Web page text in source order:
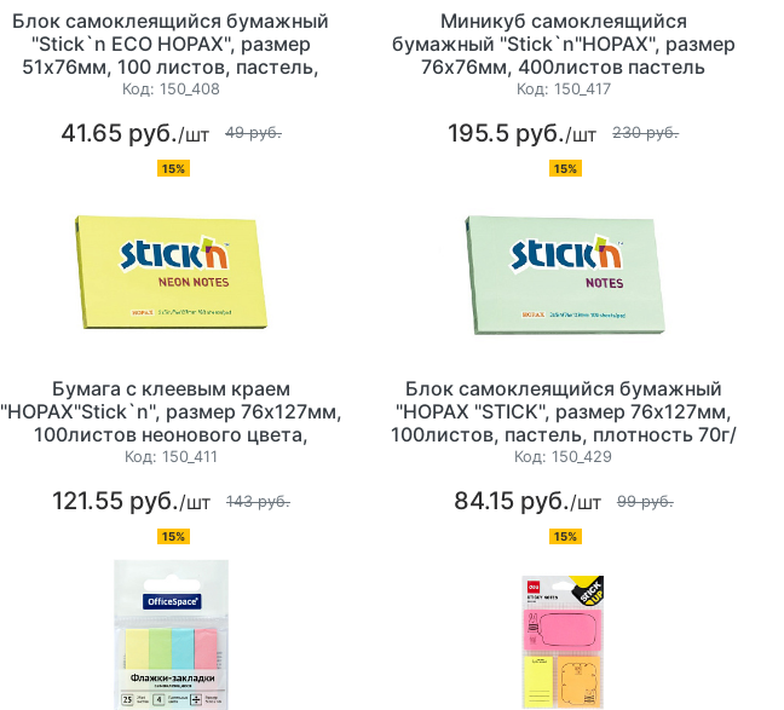
Блок самоклеящийся бумажный
"Stick`n ECO HOPAX", размер
51х76мм, 100 листов, пастель,
плотность 60г/м2,
Код: 150_408
41.65 руб./шт 49 руб.
15%
Миникуб самоклеящийся
бумажный "Stick`n"HOPAX", размер
76x76мм, 400листов пастель
желтый, плотность 70г/м2
Код: 150_417
195.5 руб./шт 230 руб.
15%
Бумага с клеевым краем
"HOPAX"Stick`n", размер 76х127мм,
100листов неонового цвета,
плотность 70гр/м2, ассорти
Код: 150_411
121.55 руб./шт 143 руб.
15%
Блок самоклеящийся бумажный
"HOPAX "STICK", размер 76х127мм,
100листов, пастель, плотность 70г/
м2, ассорти
Код:150_429
84.15 руб./шт 99 руб.
15%